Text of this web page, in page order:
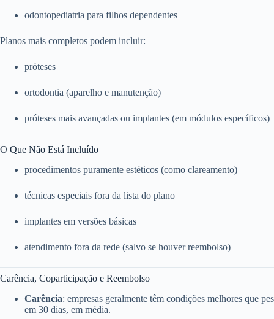
odontopediatria para filhos dependentes
Planos mais completos podem incluir:
próteses
ortodontia (aparelho e manutenção)
próteses mais avançadas ou implantes (em módulos específicos)
O Que Não Está Incluído
procedimentos puramente estéticos (como clareamento)
técnicas especiais fora da lista do plano
implantes em versões básicas
atendimento fora da rede (salvo se houver reembolso)
Carência, Coparticipação e Reembolso
Carência: empresas geralmente têm condições melhores que
em 30 dias, em média.